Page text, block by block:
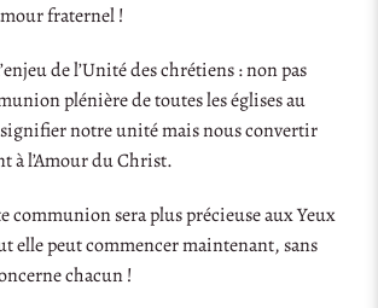
fraternel !
de l’Unité des chrétiens : non pas
plénière de toutes les églises au
notre unité mais nous convertir
à l’Amour du Christ.
communion sera plus précieuse aux Yeux
elle peut commencer maintenant, sans
chacun !